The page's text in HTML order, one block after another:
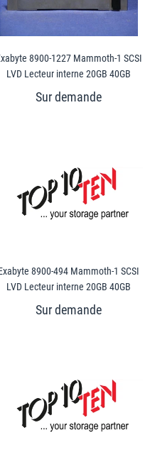
8900-1227 Mammoth-1 SCSI
LVD Lecteur interne 20GB 40GB
8900-494 Mammoth-1 SCSI
LVD Lecteur interne 20GB 40GB